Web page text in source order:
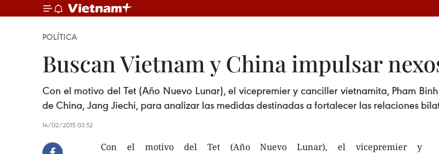
POLÍTICA
Buscan Vietnam y China impulsar
Con el motivo del Tet (Año Nuevo Lunar), el vicepremier y canciller vietnamita, Pham
de China, Jang Jiechi, para analizar las medidas destinadas a fortalecer las relaciones
14/02/2015 03:52
Con el motivo del Tet (Año Nuevo Lunar), el vicepremier y